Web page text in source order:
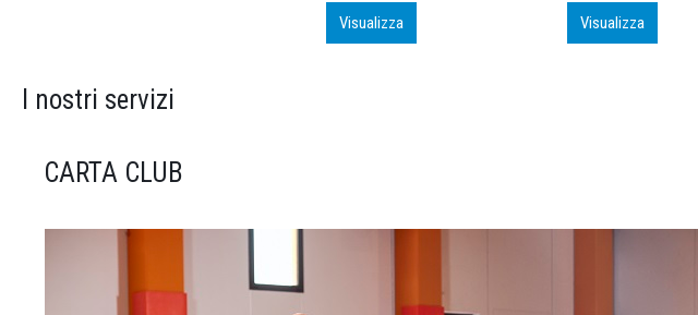
Visualizza Visualizza
I nostri servizi
CARTA CLUB